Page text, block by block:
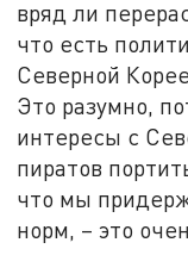
вряд ли
что есть
Северной
Это разумно,
интересы с
пиратов
что мы
норм, – это